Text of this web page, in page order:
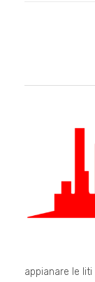
appianare le